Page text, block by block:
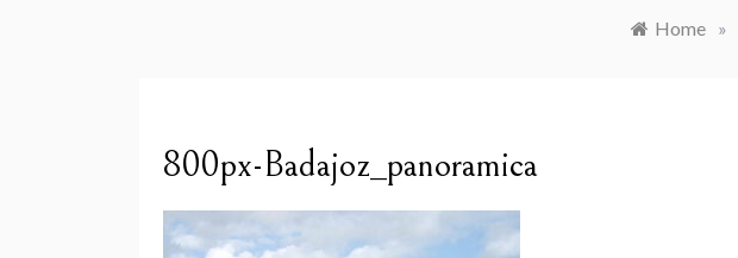
Home »
800px-Badajoz_panoramica